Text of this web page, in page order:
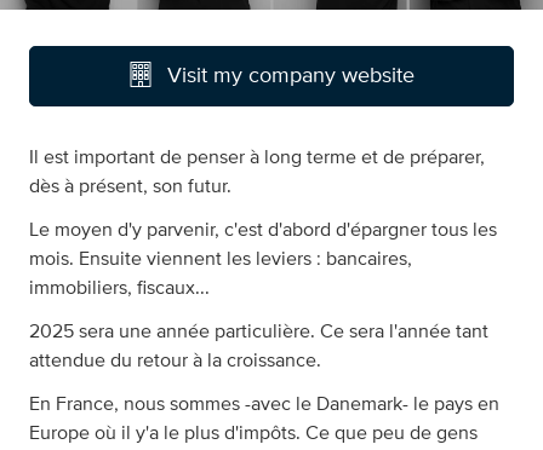
Visit my company website
Il est important de penser à long terme et de préparer,
dès à présent, son futur.
Le moyen d'y parvenir, c'est d'abord d'épargner tous les
mois. Ensuite viennent les leviers : bancaires,
immobiliers, fiscaux...
2025 sera une année particulière. Ce sera l'année tant
attendue du retour à la croissance.
En France, nous sommes -avec le Danemark- le pays en
Europe où il y'a le plus d'impôts. Ce que peu de gens